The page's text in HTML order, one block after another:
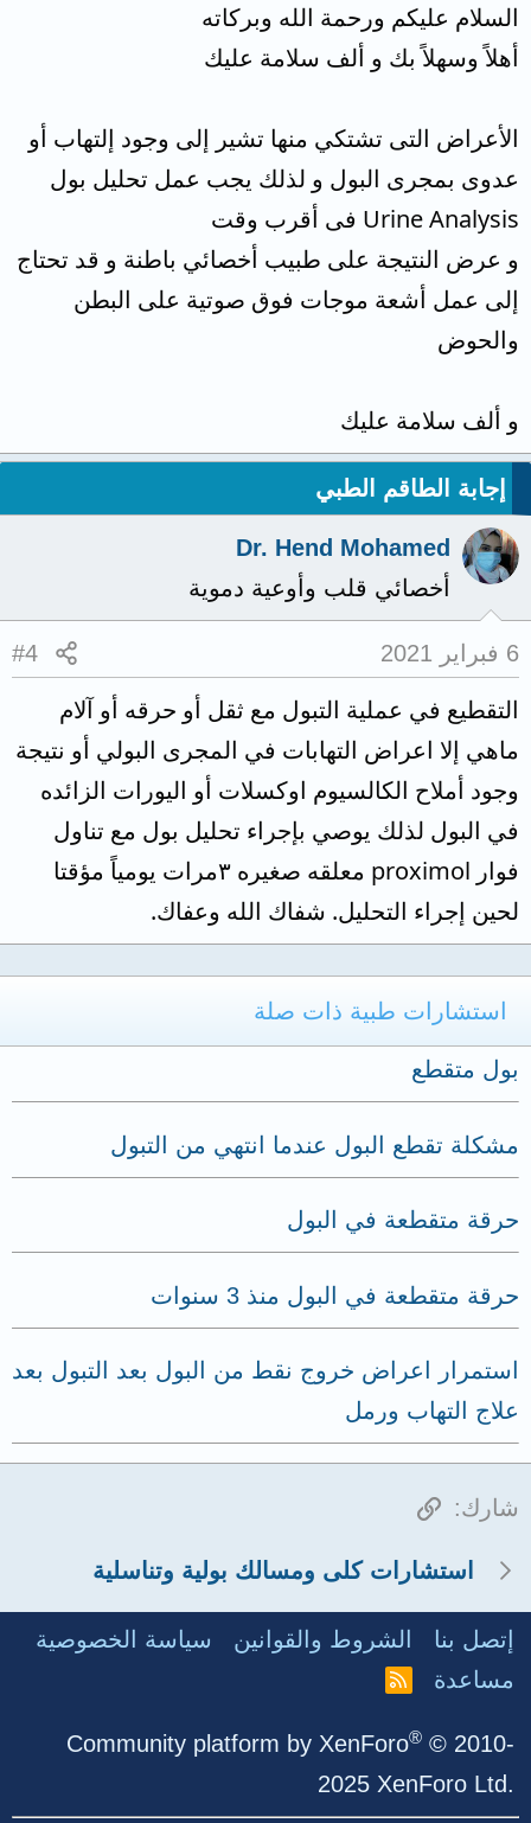
السلام عليكم ورحمة الله وبركاته
أهلاً وسهلاً بك و ألف سلامة عليك
الأعراض التى تشتكي منها تشير إلى وجود إلتهاب أو
عدوى بمجرى البول و لذلك يجب عمل تحليل بول
Urine Analysis فى أقرب وقت
و عرض النتيجة على طبيب أخصائي باطنة و قد تحتاج
إلى عمل أشعة موجات فوق صوتية على البطن
والحوض
و ألف سلامة عليك
إجابة الطاقم الطبي
Dr. Hend Mohamed
أخصائي قلب وأوعية دموية
6 فبراير 2021 #4
التقطيع في عملية التبول مع ثقل أو حرقه أو آلام
ماهي إلا اعراض التهابات في المجرى البولي أو نتيجة
وجود أملاح الكالسيوم اوكسلات أو اليورات الزائده
في البول لذلك يوصي بإجراء تحليل بول مع تناول
فوار proximol معلقه صغيره ٣مرات يومياً مؤقتا
لحين إجراء التحليل. شفاك الله وعفاك.
استشارات طبية ذات صلة
بول متقطع
مشكلة تقطع البول عندما انتهي من التبول
حرقة متقطعة في البول
حرقة متقطعة في البول منذ 3 سنوات
استمرار اعراض خروج نقط من البول بعد التبول بعد
علاج التهاب ورمل
شارك: الرابط
استشارات كلى ومسالك بولية وتناسلية
إتصل بنا الشروط والقوانين
سياسة الخصوصية
مساعدة
R
Community platform by XenForo® © 2010-
2025 XenForo Ltd.